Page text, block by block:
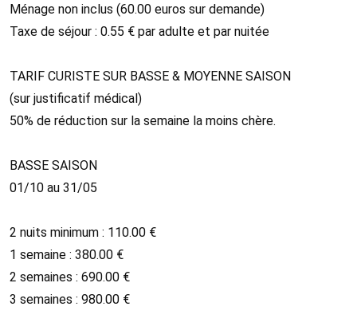
Ménage non inclus (60.00 euros sur demande)
Taxe de séjour : 0.55 € par adulte et par nuitée
TARIF CURISTE SUR BASSE & MOYENNE SAISON
(sur justificatif médical)
50% de réduction sur la semaine la moins chère.
BASSE SAISON
01/10 au 31/05
​2 nuits minimum : 110.00 €
1 semaine : 380.00 €
2 semaines : 690.00 €
3 semaines : 980.00 €